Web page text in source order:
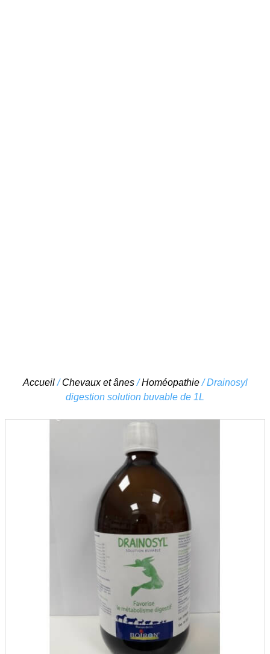
Accueil/Chevaux et ânes/Homéopathie/ Drainosyl
digestion solution buvable de 1L